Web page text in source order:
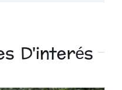
D'interés